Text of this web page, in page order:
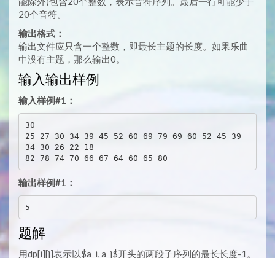
20个音符。
输出格式：
输出文件应只含一个整数，即最长主题的长度。如果乐曲
中没有主题，那么输出0。
输入输出样例
输入样例#1：
30
25 27 30 34 39 45 52 60 69 79 69 60 52 45 39
34 30 26 22 18
输出样例#1：
题解
用dp[i][j]表示以$a_i, a_j$开头的两段子序列的最长长度-1。